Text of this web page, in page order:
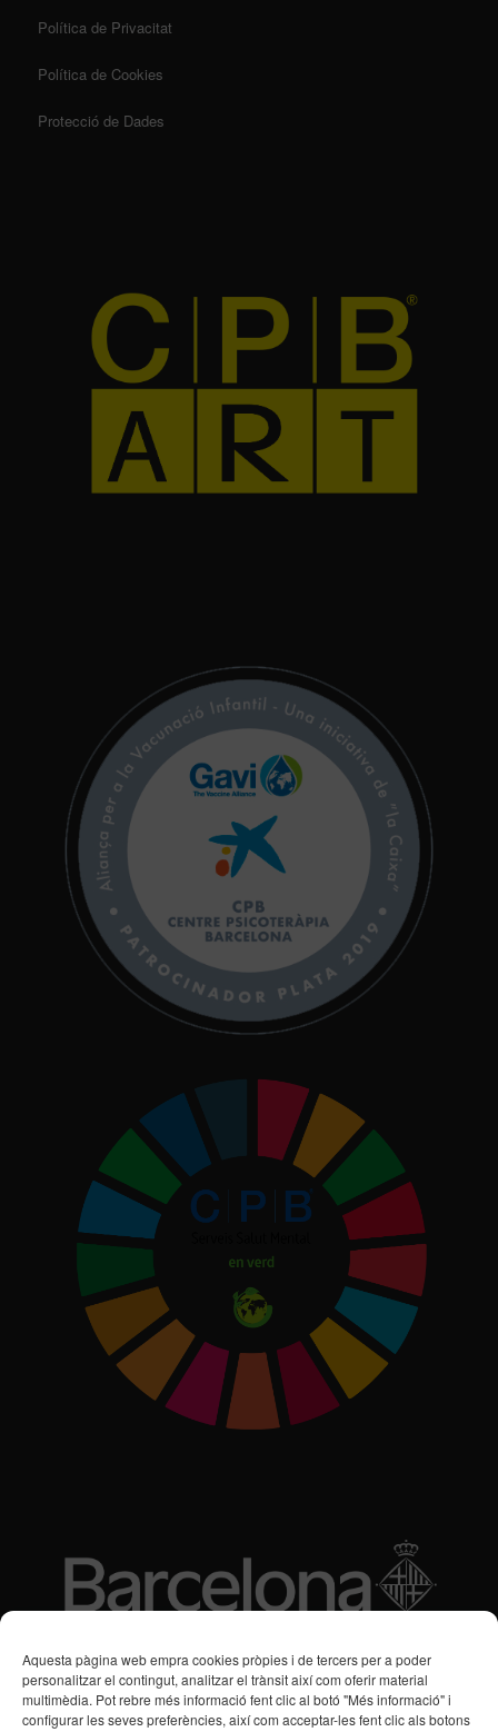
Aquesta pàgina web empra cookies pròpies i de tercers per a poder
personalitzar el contingut, analitzar el trànsit així com oferir material
multimèdia. Pot rebre més informació fent clic al botó "Més informació" i
configurar les seves preferències, així com acceptar-les fent clic als botons
Política de Privacitat
Política de Cookies
Protecció de Dades
Subvencions des de 2016
Programa de Vacances/Suport Respir Familiar